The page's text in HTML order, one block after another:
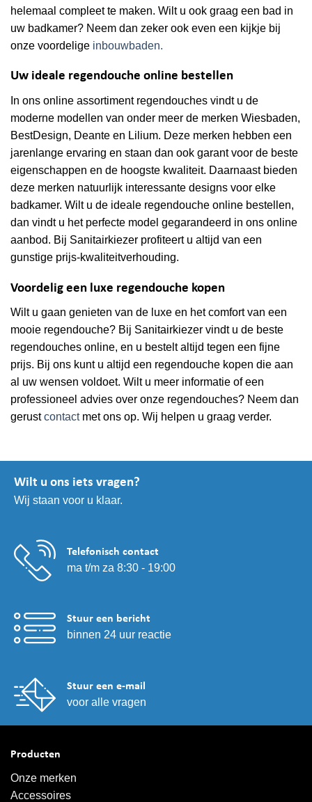
helemaal compleet te maken. Wilt u ook graag een bad in
uw badkamer? Neem dan zeker ook even een kijkje bij
onze voordelige inbouwbaden.
Uw ideale regendouche online bestellen
In ons online assortiment regendouches vindt u de
moderne modellen van onder meer de merken Wiesbaden,
BestDesign, Deante en Lilium. Deze merken hebben een
jarenlange ervaring en staan dan ook garant voor de beste
eigenschappen en de hoogste kwaliteit. Daarnaast bieden
deze merken natuurlijk interessante designs voor elke
badkamer. Wilt u de ideale regendouche online bestellen,
dan vindt u het perfecte model gegarandeerd in ons online
aanbod. Bij Sanitairkiezer profiteert u altijd van een
gunstige prijs-kwaliteitverhouding.
Voordelig een luxe regendouche kopen
Wilt u gaan genieten van de luxe en het comfort van een
mooie regendouche? Bij Sanitairkiezer vindt u de beste
regendouches online, en u bestelt altijd tegen een fijne
prijs. Bij ons kunt u altijd een regendouche kopen die aan
al uw wensen voldoet. Wilt u meer informatie of een
professioneel advies over onze regendouches? Neem dan
gerustcontactmet ons op. Wij helpen u graag verder.
Wilt u ons iets vragen?
Wij staan voor u klaar.
Telefonisch contact
ma t/m za 8:30 - 19:00
Stuur een bericht
binnen 24 uur reactie
Stuur een e-mail
voor alle vragen
Producten
Onze merken
Accessoires